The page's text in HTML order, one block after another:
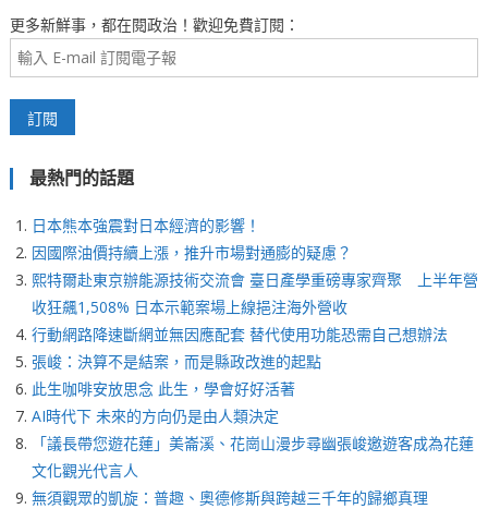
更多新鮮事，都在閱政治！歡迎免費訂閱：
最熱門的話題
日本熊本強震對日本經濟的影響！
因國際油價持續上漲，推升市場對通膨的疑慮？
熙特爾赴東京辦能源技術交流會 臺日產學重磅專家齊聚 上半年營
收狂飆1,508% 日本示範案場上線挹注海外營收
行動網路降速斷網並無因應配套 替代使用功能恐需自己想辦法
張峻：決算不是結案，而是縣政改進的起點
此生咖啡安放思念 此生，學會好好活著
AI時代下 未來的方向仍是由人類決定
「議長帶您遊花蓮」美崙溪、花崗山漫步尋幽張峻邀遊客成為花蓮
文化觀光代言人
無須觀眾的凱旋：普趣、奧德修斯與跨越三千年的歸鄉真理